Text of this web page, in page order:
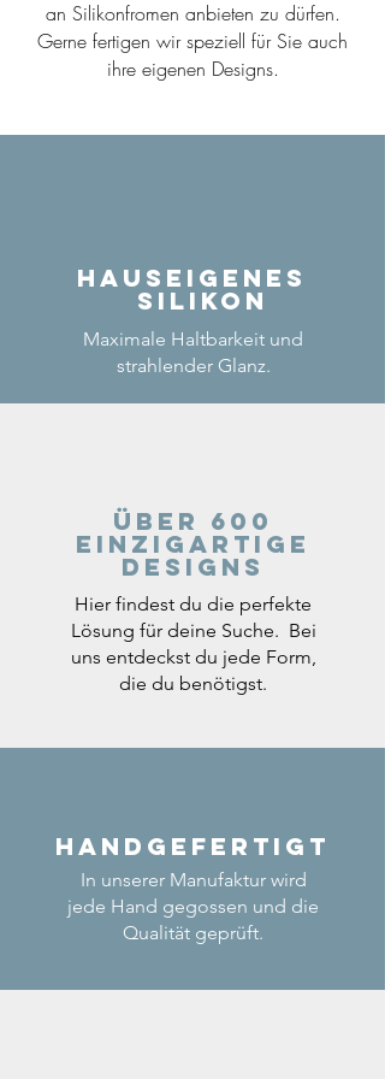
an Silikonfromen anbieten zu dürfen.
Gerne fertigen wir speziell für Sie auch
ihre eigenen Designs.
Hauseigenes
Silikon
Maximale Haltbarkeit und
strahlender Glanz.
Über 600
einzigartige
Designs
Hier findest du die perfekte
Lösung für deine Suche. Bei
uns entdeckst du jede Form,
die du benötigst.
Handgefertigt
In unserer Manufaktur wird
jede Hand gegossen und die
Qualität geprüft.